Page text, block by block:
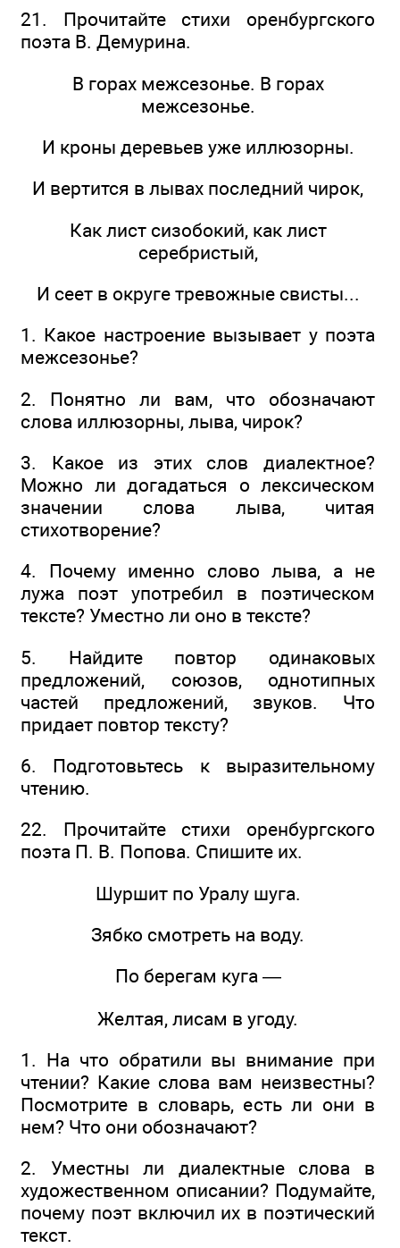
21. Прочитайте стихи оренбургского
поэта В. Демурина.
В горах межсезонье. В горах
межсезонье.
И кроны деревьев уже иллюзорны.
И вертится в лывах последний чирок,
Как лист сизобокий, как лист
серебристый,
И сеет в округе тревожные свисты...
1. Какое настроение вызывает у поэта
межсезонье?
2. Понятно ли вам, что обозначают
слова иллюзорны, лыва, чирок?
3. Какое из этих слов диалектное?
Можно ли догадаться о лексическом
значении слова лыва, читая
стихотворение?
4. Почему именно слово лыва, а не
лужа поэт употребил в поэтическом
тексте? Уместно ли оно в тексте?
5. Найдите повтор одинаковых
предложений, союзов, однотипных
частей предложений, звуков. Что
придает повтор тексту?
6. Подготовьтесь к выразительному
чтению.
22. Прочитайте стихи оренбургского
поэта П. В. Попова. Спишите их.
Шуршит по Уралу шуга.
Зябко смотреть на воду.
По берегам куга —
Желтая, лисам в угоду.
1. На что обратили вы внимание при
чтении? Какие слова вам неизвестны?
Посмотрите в словарь, есть ли они в
нем? Что они обозначают?
2. Уместны ли диалектные слова в
художественном описании? Подумайте,
почему поэт включил их в поэтический
текст.